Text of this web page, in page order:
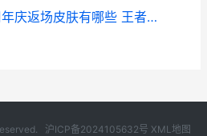
王者荣耀荣耀2023周年庆返场皮肤有哪些 王者荣耀荣耀2017年突然听与我同行
沪ICP备2024105632号 XML地图